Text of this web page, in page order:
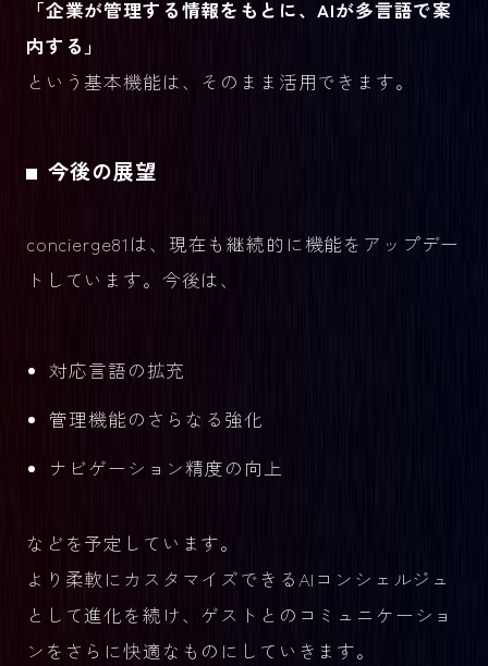
「企業が管理する情報をもとに、AIが多言語で案
内する」
という基本機能は、そのまま活用できます。
今後の展望
concierge81は、現在も継続的に機能をアップデー
トしています。今後は、
対応言語の拡充
管理機能のさらなる強化
ナビゲーション精度の向上
などを予定しています。
より柔軟にカスタマイズできるAIコンシェルジュ
として進化を続け、ゲストとのコミュニケーショ
ンをさらに快適なものにしていきます。